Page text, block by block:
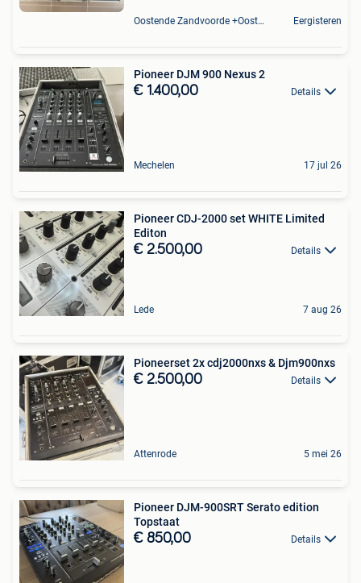
Oostende Zandvoorde +Oostende Eergisteren
Pioneer DJM 900 Nexus 2
€ 1.400,00 Details
Mechelen 17 jul 26
Pioneer CDJ-2000 set WHITE Limited
Editon
€ 2.500,00 Details
Lede 7 aug 26
Pioneerset 2x cdj2000nxs & Djm900nxs
€ 2.500,00 Details
Attenrode 5 mei 26
Pioneer DJM-900SRT Serato edition
Topstaat
€ 850,00 Details